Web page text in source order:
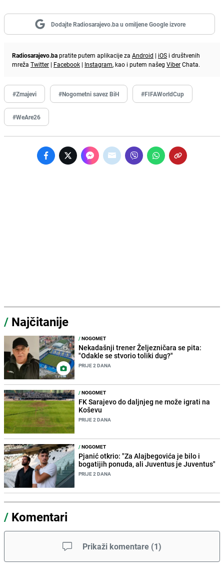
Dodajte Radiosarajevo.ba u omiljene Google izvore
Radiosarajevo.bapratite putem aplikacije za Android | iOS i društvenih
mreža Twitter | Facebook | Instagram, kao i putem našeg ViberChata.
#Zmajevi #Nogometni savez BiH #FIFAWorldCup
#WeAre26
/ Najčitanije
/NOGOMET
Nekadašnji trener Željezničara se pita:
"Odakle se stvorio toliki dug?"
PRIJE 2 DANA
/NOGOMET
FK Sarajevo do daljnjeg ne može igrati na
Koševu
PRIJE 2 DANA
/NOGOMET
Pjanić otkrio: "Za Alajbegovića je bilo i
bogatijih ponuda, ali Juventus je Juventus"
PRIJE 2 DANA
/ Komentari
Prikaži komentare (1)